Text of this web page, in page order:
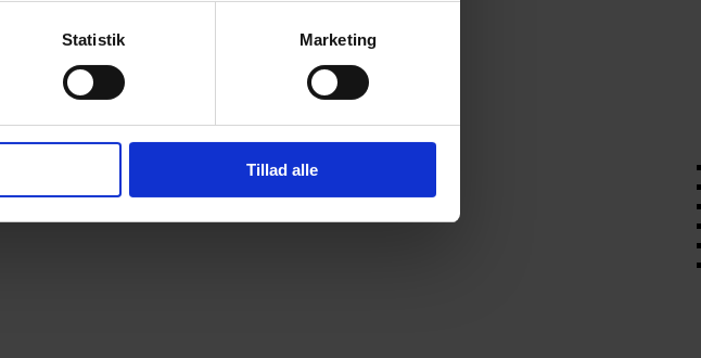
Statistik Marketing
Tillad alle